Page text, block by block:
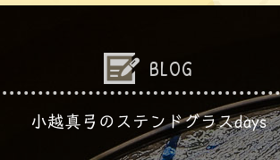
BLOG
小越真弓のステンドグラスdays